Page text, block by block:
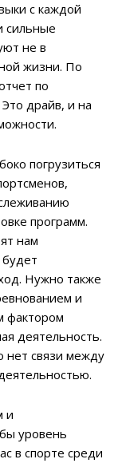
с каждой
сильные
не в
жизни. По
по
драйв, и на
погрузиться
программ.
нам
Нужно также
и
фактором
деятельность.
нет связи между
и
уровень
в спорте среди